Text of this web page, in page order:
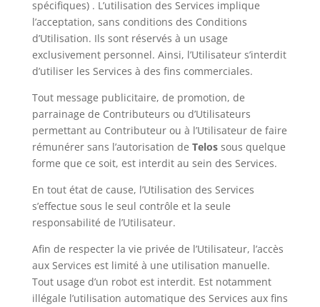
spécifiques) . L’utilisation des Services implique
l’acceptation, sans conditions des Conditions
d’Utilisation. Ils sont réservés à un usage
exclusivement personnel. Ainsi, l’Utilisateur s’interdit
d’utiliser les Services à des fins commerciales.
Tout message publicitaire, de promotion, de
parrainage de Contributeurs ou d’Utilisateurs
permettant au Contributeur ou à l’Utilisateur de faire
rémunérer sans l’autorisation de Telossous quelque
forme que ce soit, est interdit au sein des Services.
En tout état de cause, l’Utilisation des Services
s’effectue sous le seul contrôle et la seule
responsabilité de l’Utilisateur.
Afin de respecter la vie privée de l’Utilisateur, l’accès
aux Services est limité à une utilisation manuelle.
Tout usage d’un robot est interdit. Est notamment
illégale l’utilisation automatique des Services aux fins